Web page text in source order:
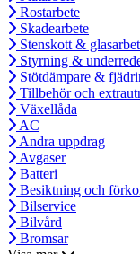
Rostarbete
Skadearbete
Stenskott &
Styrning &
Stötdämpare &
Tillbehör och
Växellåda
AC
Andra uppdrag
Avgaser
Batteri
Besiktning och
Bilservice
Bilvård
Bromsar